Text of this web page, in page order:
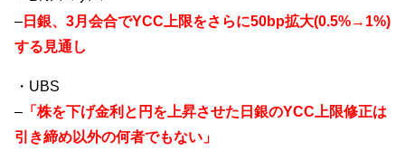
– 日銀、3月会合でYCC上限をさらに50bp拡大(0.5%→1%)
する見通し
・UBS
– 「株を下げ金利と円を上昇させた日銀のYCC上限修正は
引き締め以外の何者でもない」